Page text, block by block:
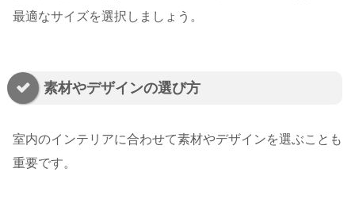
最適なサイズを選択しましょう。
素材やデザインの選び方
室内のインテリアに合わせて素材やデザインを選ぶことも
重要です。